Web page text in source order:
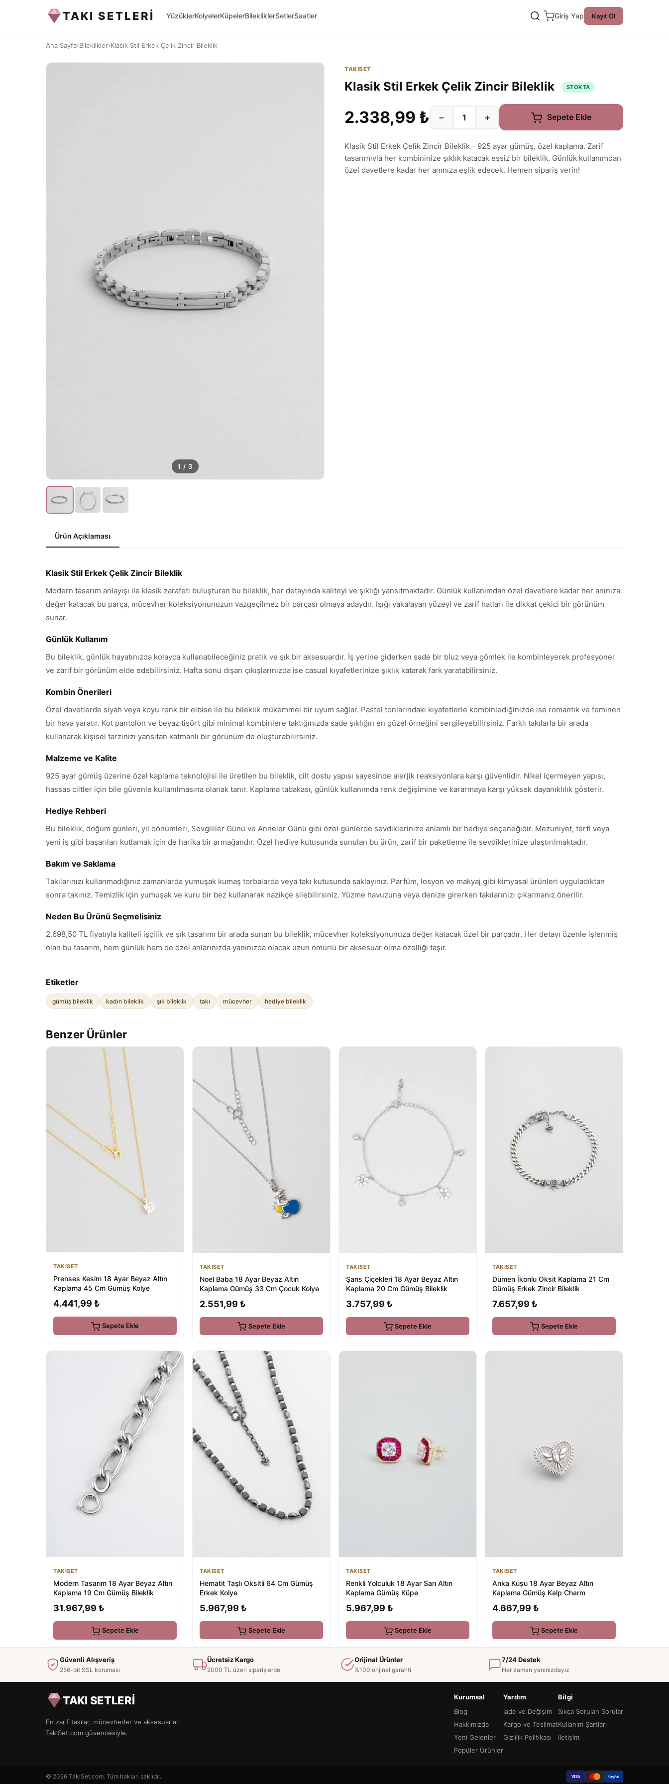
TAKI SETLERİ YüzüklerKolyelerKüpelerBilekliklerSetlerSaatler Giriş Yap Kayıt Ol
Ana Sayfa›Bileklikler›Klasik Stil Erkek Çelik Zincir Bileklik
1 / 3
TAKISET
Klasik Stil Erkek Çelik Zincir Bileklik STOKTA
2.338,99 ₺ − + Sepete Ekle
Klasik Stil Erkek Çelik Zincir Bileklik - 925 ayar gümüş, özel kaplama. Zarif
tasarımıyla her kombininize şıklık katacak eşsiz bir bileklik. Günlük kullanımdan
özel davetlere kadar her anınıza eşlik edecek. Hemen sipariş verin!
Ürün Açıklaması
Klasik Stil Erkek Çelik Zincir Bileklik
Modern tasarım anlayışı ile klasik zarafeti buluşturan bu bileklik, her detayında kaliteyi ve şıklığı yansıtmaktadır. Günlük kullanımdan özel davetlere kadar her anınıza
değer katacak bu parça, mücevher koleksiyonunuzun vazgeçilmez bir parçası olmaya adaydır. Işığı yakalayan yüzeyi ve zarif hatları ile dikkat çekici bir görünüm
sunar.
Günlük Kullanım
Bu bileklik, günlük hayatınızda kolayca kullanabileceğiniz pratik ve şık bir aksesuardır. İş yerine giderken sade bir bluz veya gömlek ile kombinleyerek profesyonel
ve zarif bir görünüm elde edebilirsiniz. Hafta sonu dışarı çıkışlarınızda ise casual kıyafetlerinize şıklık katarak fark yaratabilirsiniz.
Kombin Önerileri
Özel davetlerde siyah veya koyu renk bir elbise ile bu bileklik mükemmel bir uyum sağlar. Pastel tonlarındaki kıyafetlerle kombinlediğinizde ise romantik ve feminen
bir hava yaratır. Kot pantolon ve beyaz tişört gibi minimal kombinlere taktığınızda sade şıklığın en güzel örneğini sergileyebilirsiniz. Farklı takılarla bir arada
kullanarak kişisel tarzınızı yansıtan katmanlı bir görünüm de oluşturabilirsiniz.
Malzeme ve Kalite
925 ayar gümüş üzerine özel kaplama teknolojisi ile üretilen bu bileklik, cilt dostu yapısı sayesinde alerjik reaksiyonlara karşı güvenlidir. Nikel içermeyen yapısı,
hassas ciltler için bile güvenle kullanılmasına olanak tanır. Kaplama tabakası, günlük kullanımda renk değişimine ve kararmaya karşı yüksek dayanıklılık gösterir.
Hediye Rehberi
Bu bileklik, doğum günleri, yıl dönümleri, Sevgililer Günü ve Anneler Günü gibi özel günlerde sevdiklerinize anlamlı bir hediye seçeneğidir. Mezuniyet, terfi veya
yeni iş gibi başarıları kutlamak için de harika bir armağandır. Özel hediye kutusunda sunulan bu ürün, zarif bir paketleme ile sevdiklerinize ulaştırılmaktadır.
Bakım ve Saklama
Takılarınızı kullanmadığınız zamanlarda yumuşak kumaş torbalarda veya takı kutusunda saklayınız. Parfüm, losyon ve makyaj gibi kimyasal ürünleri uyguladıktan
sonra takınız. Temizlik için yumuşak ve kuru bir bez kullanarak nazikçe silebilirsiniz. Yüzme havuzuna veya denize girerken takılarınızı çıkarmanız önerilir.
Neden Bu Ürünü Seçmelisiniz
2.698,50 TL fiyatıyla kaliteli işçilik ve şık tasarımı bir arada sunan bu bileklik, mücevher koleksiyonunuza değer katacak özel bir parçadır. Her detayı özenle işlenmiş
olan bu tasarım, hem günlük hem de özel anlarınızda yanınızda olacak uzun ömürlü bir aksesuar olma özelliği taşır.
Etiketler
gümüş bileklik kadın bileklik şık bileklik takı mücevher hediye bileklik
Benzer Ürünler
TAKISET
Prenses Kesim 18 Ayar Beyaz Altın
Kaplama 45 Cm Gümüş Kolye
4.441,99 ₺
Sepete Ekle
TAKISET
Noel Baba 18 Ayar Beyaz Altın
Kaplama Gümüş 33 Cm Çocuk Kolye
2.551,99 ₺
Sepete Ekle
TAKISET
Şans Çiçekleri 18 Ayar Beyaz Altın
Kaplama 20 Cm Gümüş Bileklik
3.757,99 ₺
Sepete Ekle
TAKISET
Dümen İkonlu Oksit Kaplama 21 Cm
Gümüş Erkek Zincir Bileklik
7.657,99 ₺
Sepete Ekle
TAKISET
Modern Tasarım 18 Ayar Beyaz Altın
Kaplama 19 Cm Gümüş Bileklik
31.967,99 ₺
Sepete Ekle
TAKISET
Hematit Taşlı Oksitli 64 Cm Gümüş
Erkek Kolye
5.967,99 ₺
Sepete Ekle
TAKISET
Renkli Yolculuk 18 Ayar Sarı Altın
Kaplama Gümüş Küpe
5.967,99 ₺
Sepete Ekle
TAKISET
Anka Kuşu 18 Ayar Beyaz Altın
Kaplama Gümüş Kalp Charm
4.667,99 ₺
Sepete Ekle
Güvenli Alışveriş
256-bit SSL koruması
Ücretsiz Kargo
2000 TL üzeri siparişlerde
Orijinal Ürünler
%100 orijinal garanti
7/24 Destek
Her zaman yanınızdayız
TAKI SETLERİ
En zarif takılar, mücevherler ve aksesuarlar.
TakiSet.com güvencesiyle.
Kurumsal
Blog
Hakkımızda
Yeni Gelenler
Popüler Ürünler
Yardım
İade ve Değişim
Kargo ve Teslimat
Gizlilik Politikası
Bilgi
Sıkça Sorulan Sorular
Kullanım Şartları
İletişim
© 2026 TakiSet.com. Tüm hakları saklıdır. VISA PayPal